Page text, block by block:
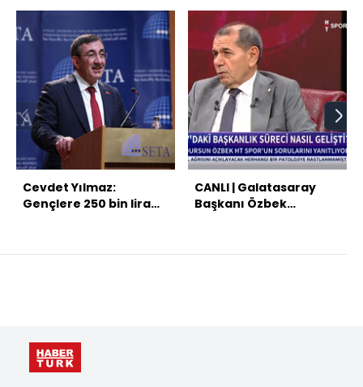
Cevdet Yılmaz:
Gençlere 250 bin lira
CANLI | Galatasaray
Başkanı Özbek